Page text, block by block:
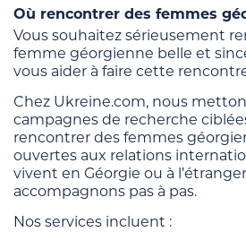
Où rencontrer des femmes
Vous souhaitez sérieusement
femme géorgienne belle et
vous aider à faire cette
Chez Ukreine.com, nous
campagnes de recherche
rencontrer des femmes
ouvertes aux relations
vivent en Géorgie ou à
accompagnons pas à pas.
Nos services incluent :